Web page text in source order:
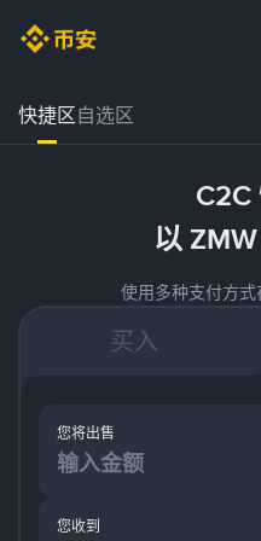
快捷区自选区
以
使用多种支付方式
买入
您收到
您将出售